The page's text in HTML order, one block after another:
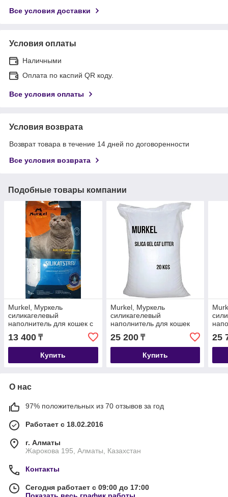
Все условия доставки
Условия оплаты
Наличными
Оплата по каспий QR коду.
Все условия оплаты
Условия возврата
Возврат товара в течение 14 дней по договоренности
Все условия возврата
Подобные товары компании
Murkel, Муркель
силикагелевый
наполнитель для кошек с
ароматом скошенной
травы, уп. 22л (10кг)
13 400 ₸
Купить
Murkel, Муркель
силикагелевый
наполнитель для кошек
без ароматизатора,
уп.44л (20кг)
25 200₸
Купить
25
О нас
97% положительных из 70 отзывов за год
Работает с 18.02.2016
г. Алматы
Жарокова 195, Алматы, Казахстан
Контакты
Сегодня работает с 09:00 до 17:00